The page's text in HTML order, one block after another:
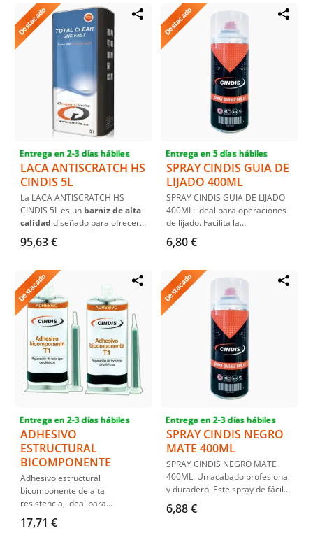
construcción, proporciona una
adhesión excelente
diversos materiales
y es
repintable.
ofreciendo una aplicación seca
e inmediata.
Destacado
Entrega en 2-3 días hábiles
LACA ANTISCRATCH HS
CINDIS 5L
La LACA ANTISCRATCH HS
CINDIS 5L es un barniz de alta
calidad diseñado para ofrecer
una resistencia superior
rayones. Ideal para
RFU, este barniz asegura una
durabilidad excepcional y un
acabado brillantecuando se
mezcla 2:1 con CATALIZADOR
LACA CINDIS.
95,63 €
Destacado
Entrega en 5 días hábiles
SPRAY CINDIS GUIA DE
LIJADO 400ML
SPRAY CINDIS GUIA DE LIJADO
400ML: ideal para operaciones
de lijado. Facilita la
identificación de defectos y
desniveles. Disponible en blanco
6,80 €
Destacado
Entrega en 2-3 días hábiles
ADHESIVO
ESTRUCTURAL
BICOMPONENTE
Adhesivo estructural
bicomponente de alta
resistencia, ideal para
aplicaciones industriales y
automotrices. Garantiza una
17,71 €
Destacado
Entrega en 2-3 días hábiles
SPRAY CINDIS NEGRO
MATE 400ML
SPRAY CINDIS NEGRO MATE
400ML: Un acabado profesional
y duradero. Este spray de fácil
aplicación ofrece un negro mate
perfecto para uso profesional.
6,88 €